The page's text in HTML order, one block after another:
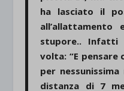
ha lasciato il
stupore..
volta: “E
per
distanza di 7